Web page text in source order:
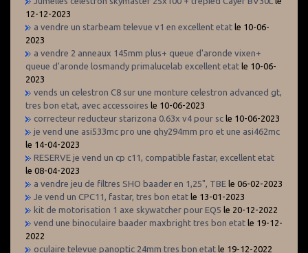
12-12-2023
a vendre un starbeam televue v1 en excellent etat le 10-06-
2023
a vendre 2 anneaux 145mm plus+ queue d'aronde vixen+
queue d'aronde losmandy primalucelab excellent etat le 10-06-
2023
vends un celestron C8 sur une monture celestron advanced gt,
tres bon etat, avec accessoires le 10-06-2023
correcteur reducteur starizona 0.63x v4 pour sc le 10-06-2023
je vend une asi533mc pro une qhy294mm pro et une asi462mc
le 14-04-2023
RESERVE je vend un cp c11, compatible fastar, excellent etat
le 08-04-2023
a vendre jeu de filtres SHO baader en 1,25", TBE le 06-02-2023
Je vend un CPC11, fastar, tres bon etat le 13-01-2023
kit de motorisation 1 axe skywatcher pour EQ5 le 20-12-2022
vend une binoculaire baader maxbright tres bon etat le 19-12-
2022
oculaire televue panoptic 24mm tres bon etat le 19-12-2022